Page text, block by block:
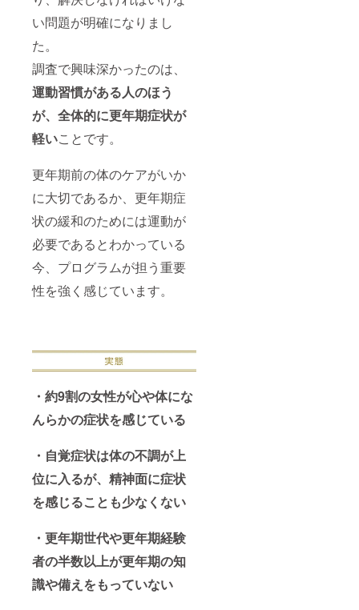
い問題が明確になりまし
た。
調査で興味深かったのは、
運動習慣がある人のほう
が、全体的に更年期症状が
軽いことです。
更年期前の体のケアがいか
に大切であるか、更年期症
状の緩和のためには運動が
必要であるとわかっている
今、プログラムが担う重要
性を強く感じています。
・約9割の女性が心や体にな
んらかの症状を感じている
・自覚症状は体の不調が上
位に入るが、精神面に症状
を感じることも少なくない
・更年期世代や更年期経験
者の半数以上が更年期の知
識や備えをもっていない